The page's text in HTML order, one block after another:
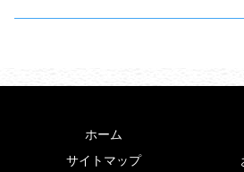
ホーム
サイトマップ